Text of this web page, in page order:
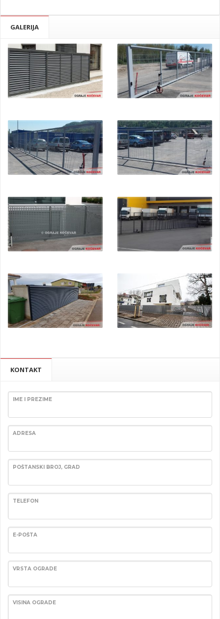
GALERIJA
KONTAKT
IME I PREZIME
ADRESA
POŠTANSKI BROJ, GRAD
TELEFON
E-POŠTA
VRSTA OGRADE
VISINA OGRADE